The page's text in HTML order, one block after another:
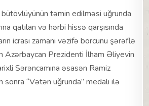
bütövlüyünün təmin edilməsi uğrunda
qatılan və hərbi hissə qarşısında
icrası zamanı vəzifə borcunu şərəflə
Azərbaycan Prezidenti İlham Əliyevin
Sərəncamına əsasən Ramiz
“Vətən uğrunda” medalı ilə